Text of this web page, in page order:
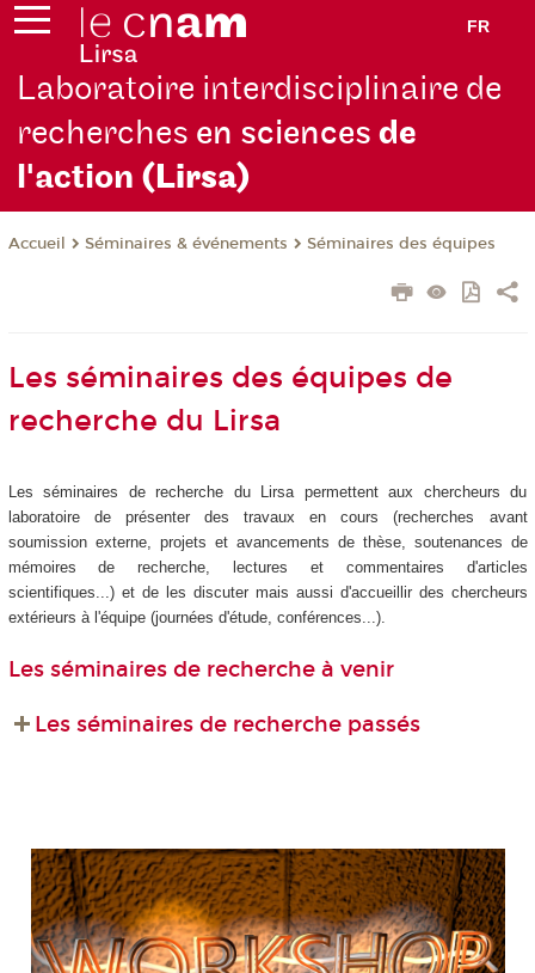
FR
Laboratoire interdisciplinaire de
recherches en sciencesde
l'action (Lirsa)
Accueil Séminaires & événements Séminaires des équipes
Les séminaires des équipes de
recherche du Lirsa
Les séminaires de recherche du Lirsa permettent aux chercheurs du
laboratoire de présenter des travaux en cours (recherches avant
soumission externe, projets et avancements de thèse, soutenances de
mémoires de recherche, lectures et commentaires d'articles
scientifiques...) et de les discuter mais aussi d'accueillir des chercheurs
extérieurs à l'équipe (journées d'étude, conférences...).
Les séminaires de recherche à venir
Les séminaires de recherche passés